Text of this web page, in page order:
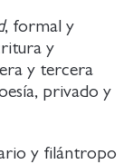
, formal y
y
y tercera
privado y
y filántropo